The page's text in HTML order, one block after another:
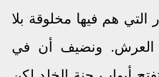
التي هم فيها مخلوقة بلا
. ونضيف أن في